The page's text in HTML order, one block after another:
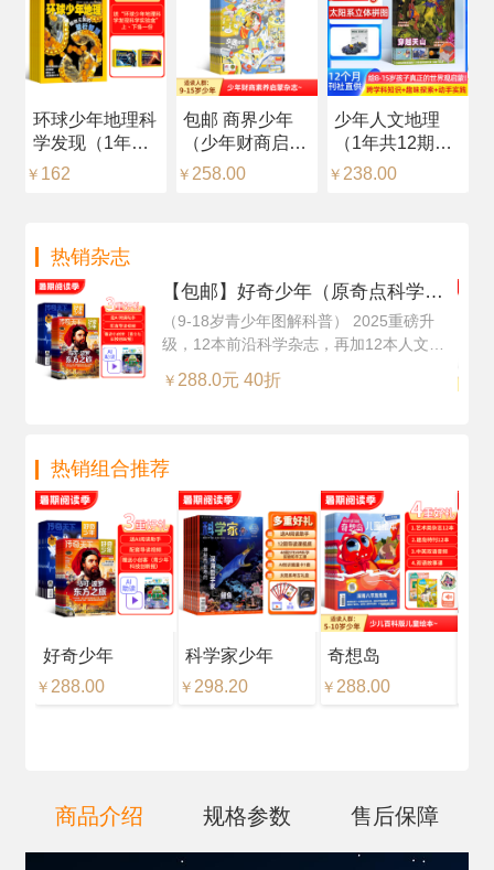
环球少年地理科
学发现（1年共
12期）（杂志订
￥ 162
包邮 商界少年
（少年财商启
蒙）（1年共12
￥ 258.00
少年人文地理
（1年共12期）
（杂志订阅）
￥ 238.00
热销杂志
【包邮】好奇少年（原奇点科学）
（Science Illustrated 中文版）（1
年共12期24本，科学版+历史版）
+赠送AI阅读助手
（9-18岁青少年图解科普） 2025重磅升
级，12本前沿科学杂志，再加12本人文知
￥ 288.0元 40折
热销组合推荐
好奇少年
￥ 288.00
科学家少年
￥ 298.20
奇想岛
￥ 288.00
商品介绍 规格参数 售后保障